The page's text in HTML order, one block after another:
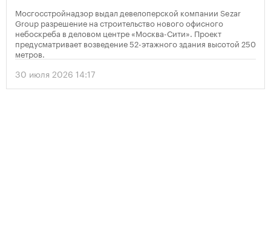
Мосгосстройнадзор выдал девелоперской компании Sezar
Group разрешение на строительство нового офисного
небоскреба в деловом центре «Москва-Сити». Проект
предусматривает возведение 52-этажного здания высотой 250
метров.
30 июля 2026 14:17